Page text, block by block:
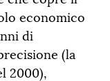
economico
di
(la
2000),